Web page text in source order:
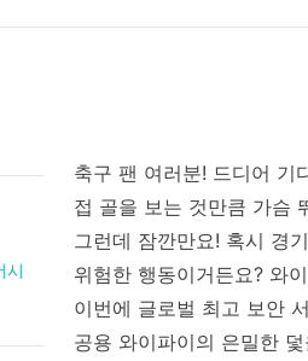
축구 팬 여러분! 드디어 기
접 골을 보는 것만큼 가슴
그런데 잠깐만요! 혹시 경
위험한 행동이거든요? 와
이번에 글로벌 최고 보안
공용 와이파이의 은밀한
시